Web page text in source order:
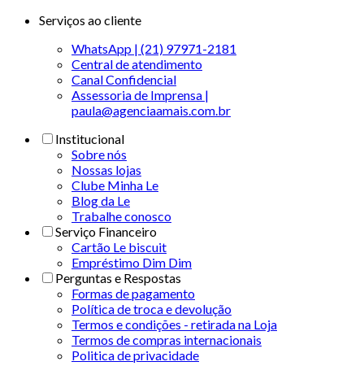
Serviços ao cliente
WhatsApp | (21) 97971-2181
Central de atendimento
Canal Confidencial
Assessoria de Imprensa |
paula@agenciaamais.com.br
Institucional
Sobre nós
Nossas lojas
Clube Minha Le
Blog da Le
Trabalhe conosco
Serviço Financeiro
Cartão Le biscuit
Empréstimo Dim Dim
Perguntas e Respostas
Formas de pagamento
Política de troca e devolução
Termos e condições - retirada na Loja
Termos de compras internacionais
Politica de privacidade